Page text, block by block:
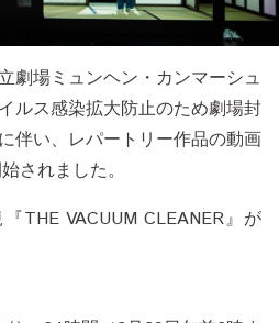
劇場ミュンヘン・カンマーシュ
ルス感染拡大防止のため劇場封
伴い、レパートリー作品の動画
されました。
THE VACUUM CLEANER』が